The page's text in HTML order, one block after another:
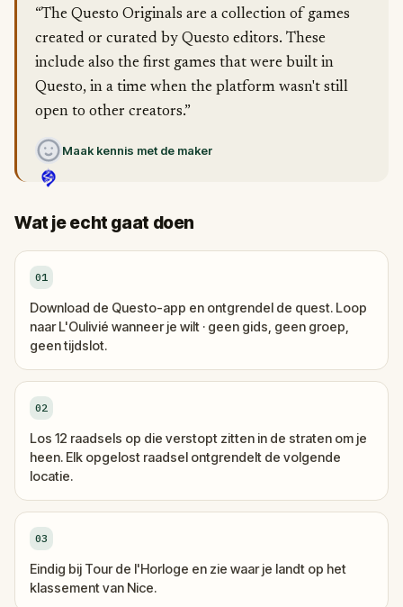
“The Questo Originals are a collection of games
created or curated by Questo editors. These
include also the first games that were built in
Questo, in a time when the platform wasn't still
open to other creators.”
Maak kennis met de maker
Wat je echt gaat doen
01
Download de Questo-app en ontgrendel de quest. Loop
naar L'Oulivié wanneer je wilt · geen gids, geen groep,
geen tijdslot.
02
Los 12 raadsels op die verstopt zitten in de straten om je
heen. Elk opgelost raadsel ontgrendelt de volgende
locatie.
03
Eindig bij Tour de l'Horloge en zie waar je landt op het
klassement van Nice.